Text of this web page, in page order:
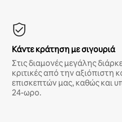
Κάντε κράτηση με σιγουριά
Στις διαμονές μεγάλης
κριτικές από την αξιόπιστη
επισκεπτών μας, καθώς και
24-ωρο.